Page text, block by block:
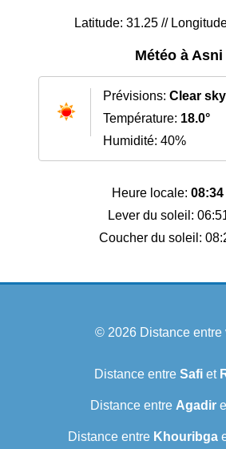
Latitude: 31.25 //
Météo à Asni
Prévisions: Clear sky
Température: 18.0°
Humidité: 40%
Heure locale: 08:34
Lever du soleil:
Coucher du soleil:
© 2026 Distance entre
Distance entre Safi et
Distance entre Agadir
Distance entre Khouribga